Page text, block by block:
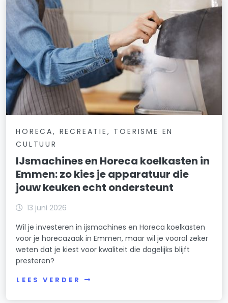
HORECA, RECREATIE, TOERISME EN
CULTUUR
IJsmachines en Horeca koelkasten in
Emmen: zo kies je apparatuur die
jouw keuken echt ondersteunt
13 juni 2026
Wil je investeren in ijsmachines en Horeca koelkasten
voor je horecazaak in Emmen, maar wil je vooral zeker
weten dat je kiest voor kwaliteit die dagelijks blijft
presteren?
LEES VERDER